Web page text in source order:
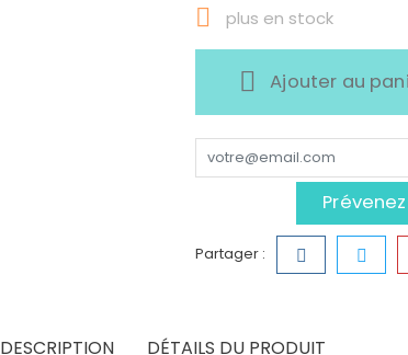
 plus en stock
Ajouter au
Partager :
DESCRIPTION DÉTAILS DU PRODUIT